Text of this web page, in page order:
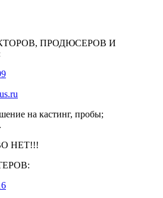
ПРОДЮСЕРОВ И
на кастинг, пробы;
НЕТ!!!